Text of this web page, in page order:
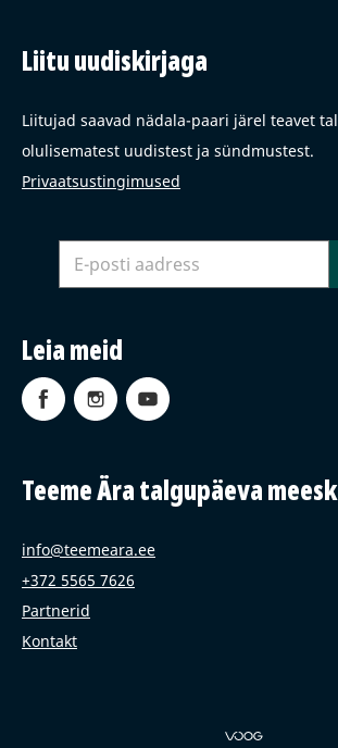
Liitu uudiskirjaga
Liitujad saavad nädala-paari järel teavet
olulisematest uudistest ja sündmustest.
Privaatsustingimused
Leia meid
Teeme Ära talgupäeva
info@teemeara.ee
+372 5565 7626
Partnerid
Kontakt